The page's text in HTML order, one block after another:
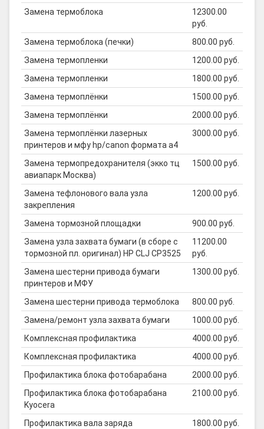
Замена термоблока
12300.00
руб.
Замена термоблока (печки)
800.00 руб.
Замена термопленки
1200.00 руб.
Замена термопленки
1800.00 руб.
Замена термоплёнки
1500.00 руб.
Замена термоплёнки
2000.00 руб.
Замена термоплёнки лазерных
принтеров и мфу hp/canon формата а4
3000.00 руб.
Замена термопредохранителя (экко тц
авиапарк Москва)
1500.00 руб.
Замена тефлонового вала узла
закрепления
1200.00 руб.
Замена тормозной площадки
900.00 руб.
Замена узла захвата бумаги (в сборе с
тормозной пл. оригинал) HP CLJ CP3525
11200.00
руб.
Замена шестерни привода бумаги
принтеров и МФУ
1300.00 руб.
Замена шестерни привода термоблока
800.00 руб.
Замена/ремонт узла захвата бумаги
1000.00 руб.
Комплексная профилактика
4000.00 руб.
Комплексная профилактика
4000.00 руб.
Профилактика блока фотобарабана
2000.00 руб.
Профилактика блока фотобарабана
Kyocera
2100.00 руб.
Профилактика вала заряда
1800.00 руб.